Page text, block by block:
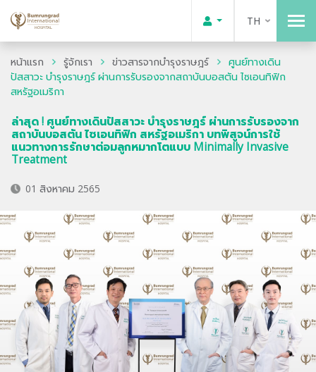
TH
หน้าแรก รู้จักเรา ข่าวสารจากบำรุงราษฎร์
ศูนย์ทางเดิน
ปัสสาวะ บำรุงราษฎร์ ผ่านการรับรองจากสถาบันบอสตัน ไซเอนทิฟิก
สหรัฐอเมริกา
ล่าสุด ! ศูนย์ทางเดินปัสสาวะ บำรุงราษฎร์ ผ่านการรับรองจาก
สถาบันบอสตัน ไซเอนทิฟิก สหรัฐอเมริกา บทพิสูจน์การใช้
แนวทางการรักษาต่อมลูกหมากโตแบบ Minimally Invasive
Treatment
01 สิงหาคม 2565